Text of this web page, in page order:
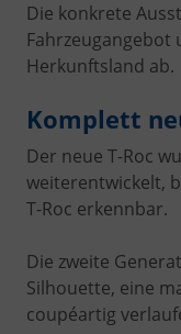
Die konkrete
Herkunftsland ab.
Komplett
Der neue T-Roc
weiterentwickelt,
T-Roc erkennbar.
Die zweite
Silhouette, eine
coupéartig